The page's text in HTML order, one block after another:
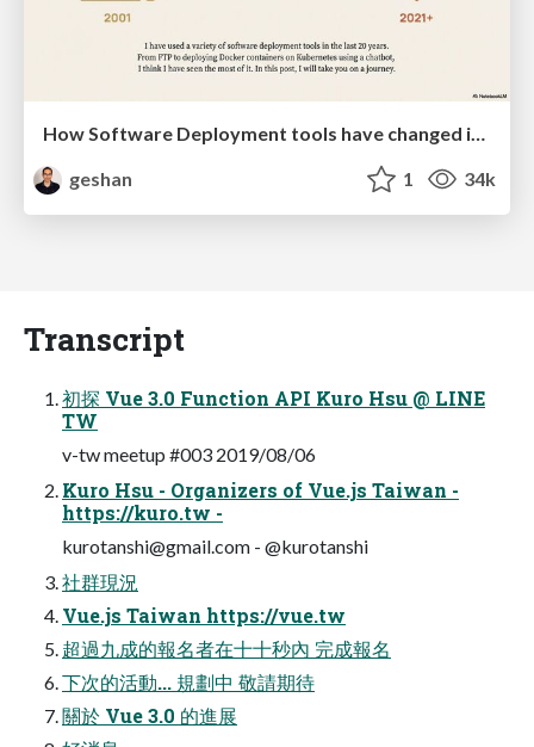
geshan
1 34k
Transcript
初探 Vue 3.0 Function API Kuro Hsu @ LINE
TW
v-tw meetup #003 2019/08/06
Kuro Hsu - Organizers of Vue.js Taiwan -
https://kuro.tw -
kurotanshi@gmail.com - @kurotanshi
社群現況
Vue.js Taiwan https://vue.tw
超過九成的報名者在⼗十秒內 完成報名
下次的活動... 規劃中 敬請期待
關於 Vue 3.0 的進展